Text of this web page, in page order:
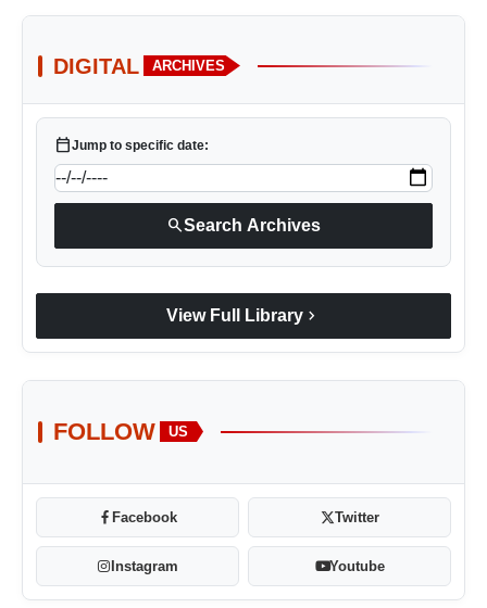
DIGITAL ARCHIVES
calendar_todayJump to specific date:
searchSearch Archives
View Full Library chevron_right
FOLLOW US
Facebook Twitter
Instagram Youtube